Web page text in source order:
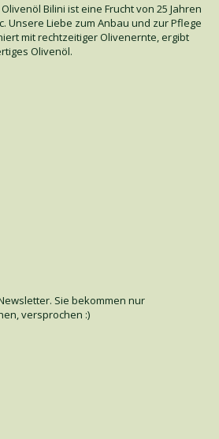
Bilini ist eine Frucht von 25 Jahren
Unsere Liebe zum Anbau und zur Pflege
mit rechtzeitiger Olivenernte, ergibt
Olivenöl.
Sie bekommen nur
versprochen :)